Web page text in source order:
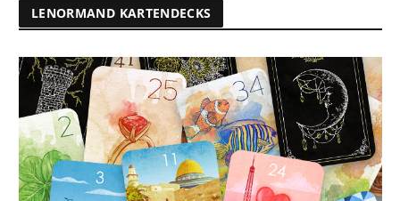
LENORMAND KARTENDECKS